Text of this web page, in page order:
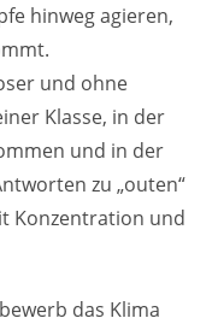
hinweg agieren,
und ohne
Klasse, in der
und in der
zu „outen“
Konzentration und
das Klima